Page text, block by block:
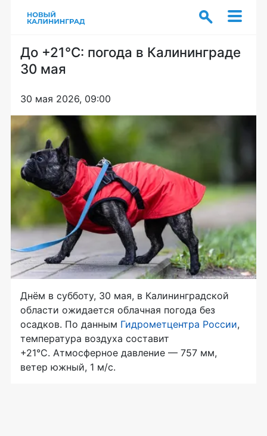
До +21°C: погода в Калининграде
30 мая
30 мая 2026, 09:00
Днём в субботу, 30 мая, в Калининградской
области ожидается облачная погода без
осадков. По данным Гидрометцентра России,
температура воздуха составит
+21°C. Атмосферное давление — 757 мм,
ветер южный, 1 м/с.